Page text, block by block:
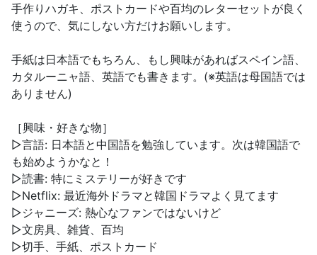
手作りハガキ、ポストカードや百均のレターセットが良く
使うので、気にしない方だけお願いします。
手紙は日本語でもちろん、もし興味があればスペイン語、
カタルーニャ語、英語でも書きます。(※英語は母国語では
ありません)
［興味・好きな物］
▷言語: 日本語と中国語を勉強しています。次は韓国語で
も始めようかなと！
▷読書: 特にミステリーが好きです
▷Netflix: 最近海外ドラマと韓国ドラマよく見てます
▷ジャニーズ: 熱心なファンではないけど
▷文房具、雑貨、百均
▷切手、手紙、ポストカード